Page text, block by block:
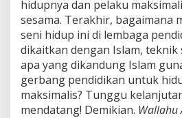
hidupnya dan pelaku
sesama. Terakhir, bagaimana
seni hidup ini di lembaga
dikaitkan dengan Islam, teknik
apa yang dikandung Islam
gerbang pendidikan untuk
maksimalis? Tunggu
mendatang! Demikian. Wallahu